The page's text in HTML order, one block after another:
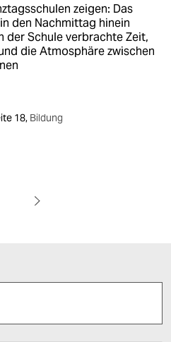
zeigen: Das
den Nachmittag hinein
der Schule verbrachte Zeit,
die Atmosphäre zwischen
18, Bildung